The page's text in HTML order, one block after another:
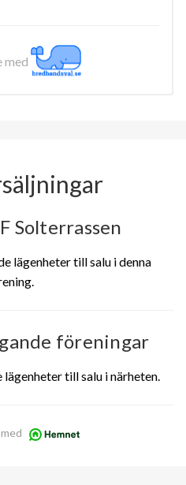
med
Solterrassen
lägenheter till salu i denna
föreningar
till salu i närheten.